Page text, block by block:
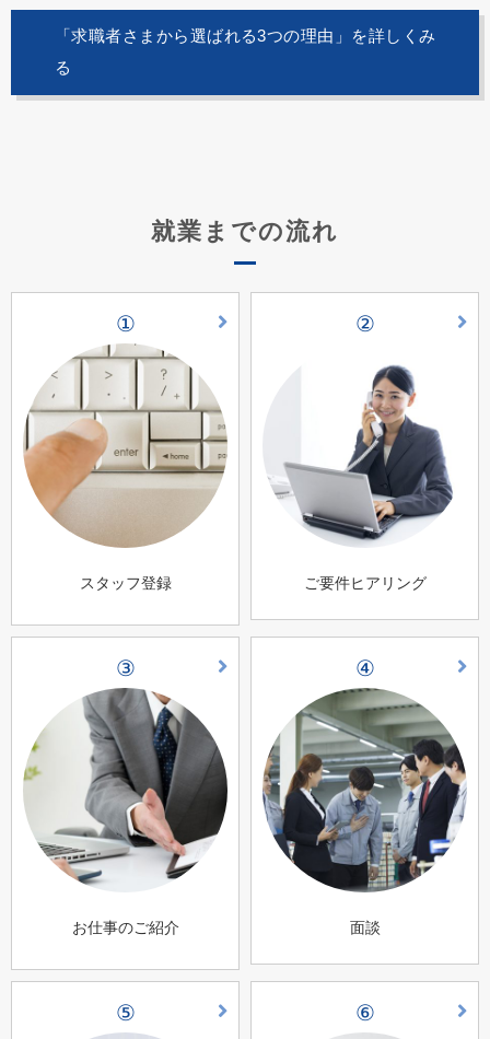
「求職者さまから選ばれる3つの理由」を詳しくみ
る
就業までの流れ
①
スタッフ登録
②
ご要件ヒアリング
③
お仕事のご紹介
④
面談
⑤ ⑥